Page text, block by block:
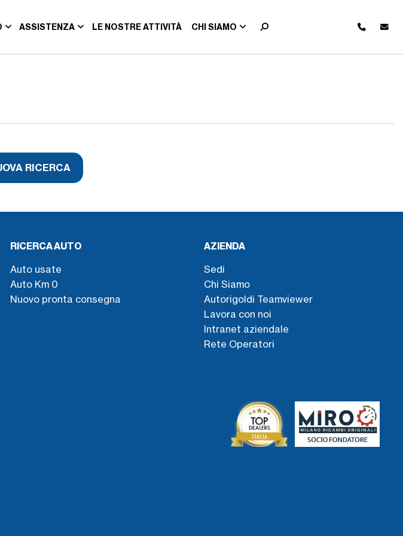
ASSISTENZA LE NOSTRE ATTIVITÀ CHI SIAMO
RICERCA
RICERCA AUTO
Auto usate
Auto Km 0
Nuovo pronta consegna
AZIENDA
Sedi
Chi Siamo
Autorigoldi Teamviewer
Lavora con noi
Intranet aziendale
Rete Operatori